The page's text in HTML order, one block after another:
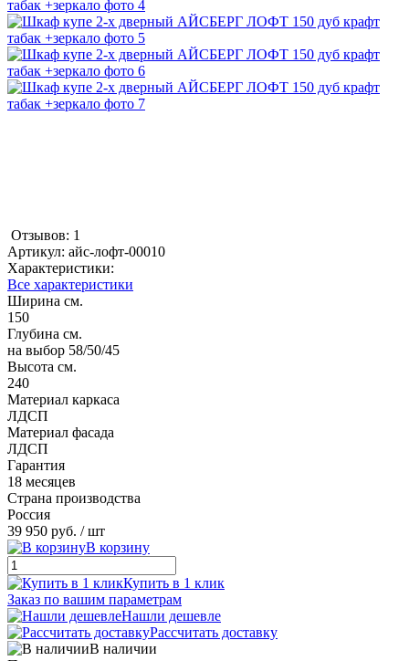
Отзывов: 1
Артикул: айс-лофт-00010
Характеристики:
Все характеристики
Ширина см.
150
Глубина см.
на выбор 58/50/45
Высота см.
240
Материал каркаса
ЛДСП
Материал фасада
ЛДСП
Гарантия
18 месяцев
Страна производства
Россия
39 950 руб. / шт
В корзину
Купить в 1 клик
Заказ по вашим параметрам
Нашли дешевле
Рассчитать доставку
В наличии